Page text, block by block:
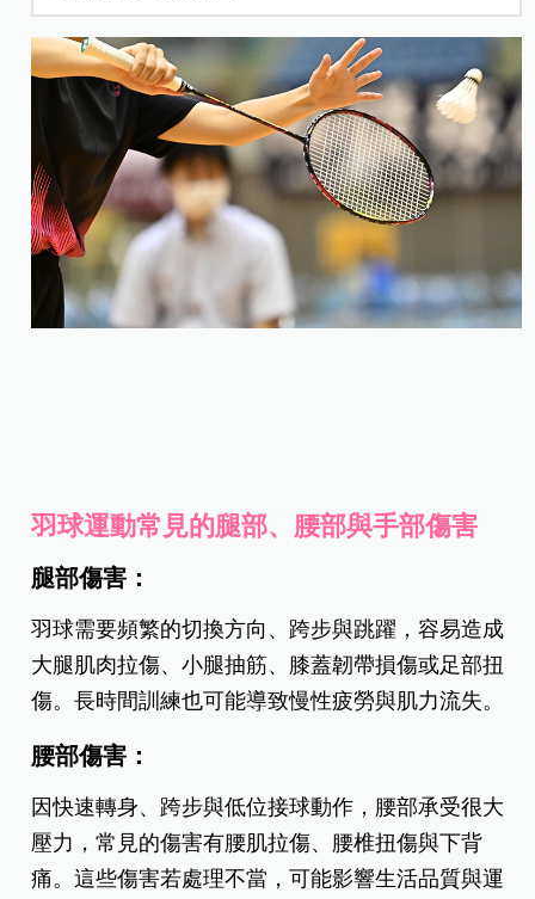
羽球運動常見的腿部、腰部與手部傷害
腿部傷害：
羽球需要頻繁的切換方向、跨步與跳躍，容易造成
大腿肌肉拉傷、小腿抽筋、膝蓋韌帶損傷或足部扭
傷。長時間訓練也可能導致慢性疲勞與肌力流失。
腰部傷害：
因快速轉身、跨步與低位接球動作，腰部承受很大
壓力，常見的傷害有腰肌拉傷、腰椎扭傷與下背
痛。這些傷害若處理不當，可能影響生活品質與運